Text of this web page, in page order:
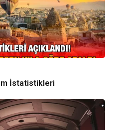
İstatistikleri